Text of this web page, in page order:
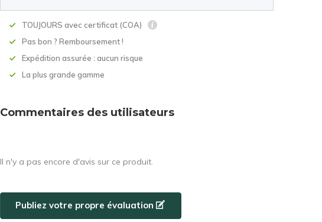
TOUJOURS avec certificat (COA)
Pas bon ? Remboursement !
Expédition assurée : aucun risque
La plus grande gamme
Commentaires des utilisateurs
Il n'y a pas encore d'avis sur ce produit.
Publiez votre propre évaluation